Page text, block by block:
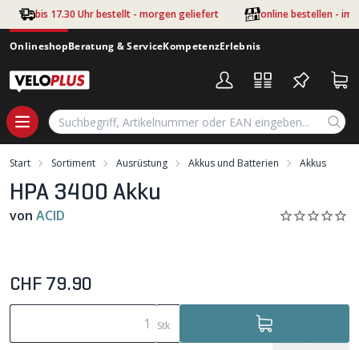
Zum Hauptinhalt springen
bis 17.30 Uhr bestellt - morgen geliefert online bestellen - im
OnlineshopBeratung & ServiceKompetenzErlebnis
Start Sortiment Ausrüstung Akkus und Batterien Akkus
HPA 3400 Akku
von ACID
CHF 79.90
Stk